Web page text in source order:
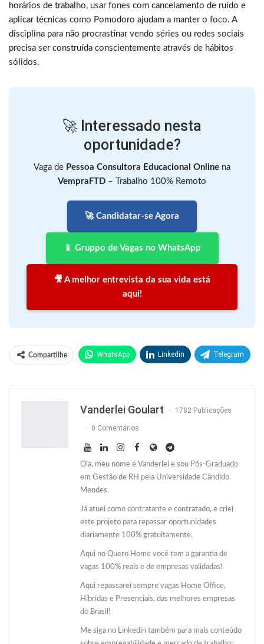
horários de trabalho, usar fones com cancelamento de ruído e
aplicar técnicas como Pomodoro ajudam a manter o foco. A
disciplina para não procrastinar vendo séries ou redes sociais
precisa ser construída conscientemente através de hábitos
sólidos.
🚀 Interessado nesta
oportunidade?
Vaga de Pessoa Consultora Educacional Online na
VempraFTD – Trabalho 100% Remoto
🚀 Candidatar-se Agora
📱 Gruppo de Vagas no WhatsApp
🎥 A melhor entrevista da sua vida está
aqui!
Compartilhe WhatsApp Linkedin Telegram
Vanderlei Goulart 1782 Publicações
0 Comentários
Olá, meu nome é Vanderlei e sou Pós-Graduado
em Gestão de RH pela Universidade Cândido
Mendes.
Já atuei como contratante e contratado, e criei
este projeto para repassar oportunidades
diariamente 100% gratuitamente.
Aqui no Quero Home você tem a garantia de
vagas 100% reais e de empresas validadas!
Aqui repassarei sempre vagas Home Office,
Híbridas e Presenciais, das melhores empresas
do Brasil!
Me siga no Linkedin também para mais conteúdo